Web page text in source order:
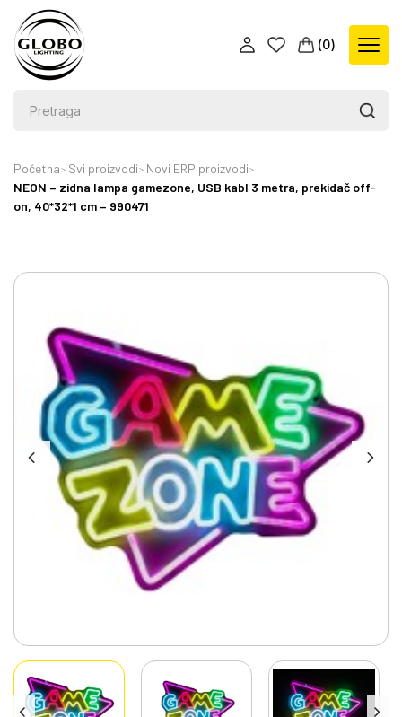
(0)
Početna Svi proizvodi
Novi ERP proizvodi
NEON – zidna lampa gamezone, USB kabl 3 metra, prekidač off-
on, 40*32*1 cm – 990471